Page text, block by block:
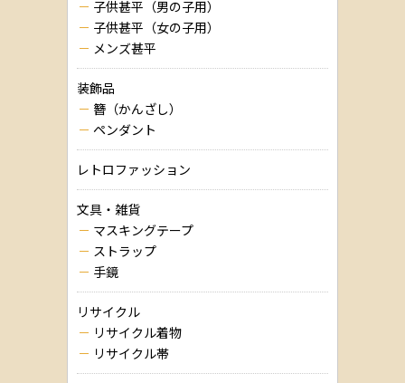
子供甚平（男の子用）
子供甚平（女の子用）
メンズ甚平
装飾品
簪（かんざし）
ペンダント
レトロファッション
文具・雑貨
マスキングテープ
ストラップ
手鏡
リサイクル
リサイクル着物
リサイクル帯